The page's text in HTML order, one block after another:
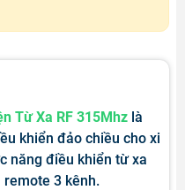
Từ Xa RF 315Mhz là
khiển đảo chiều cho xi
năng điều khiển từ xa
remote 3 kênh.